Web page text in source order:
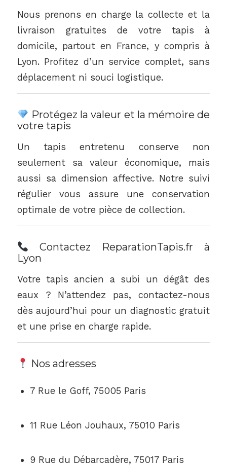
Nous prenons en charge la collecte et la
livraison gratuites de votre tapis à
domicile, partout en France, y compris à
Lyon. Profitez d’un service complet, sans
déplacement ni souci logistique.
Protégez la valeur et la mémoire de
votre tapis
Un tapis entretenu conserve non
seulement sa valeur économique, mais
aussi sa dimension affective. Notre suivi
régulier vous assure une conservation
optimale de votre pièce de collection.
Contactez ReparationTapis.fr à
Lyon
Votre tapis ancien a subi un dégât des
eaux ? N’attendez pas, contactez-nous
dès aujourd’hui pour un diagnostic gratuit
et une prise en charge rapide.
Nos adresses
7 Rue le Goff, 75005 Paris
11 Rue Léon Jouhaux, 75010 Paris
9 Rue du Débarcadère, 75017 Paris